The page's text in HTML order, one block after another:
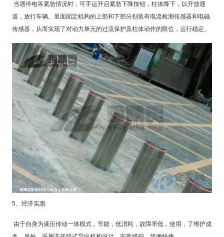
当遇停电等紧急情况时，可手运开启紧急下降按钮，柱体降下，以开放通
道，放行车辆。 里面固定机构的上部和下部分别装有电流检测传感器和电磁
传感器，从而实现了对动力单元的过流保护及柱体动作的限位，运行稳定。
5、经济实惠
由于自身为液压传动一体模式，节能，低消耗，故障率低，使用，了维护成